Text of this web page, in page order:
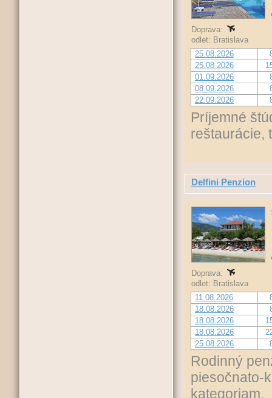
Doprava:
odlet: Bratislava
25.08.2026
25.08.2026
01.09.2026
08.09.2026
22.09.2026
Príjemné
reštaurácie,
Delfini Penzion
Doprava:
odlet: Bratislava
11.08.2026
18.08.2026
18.08.2026
18.08.2026
25.08.2026
Rodinný
piesočnato-
kategoriam.